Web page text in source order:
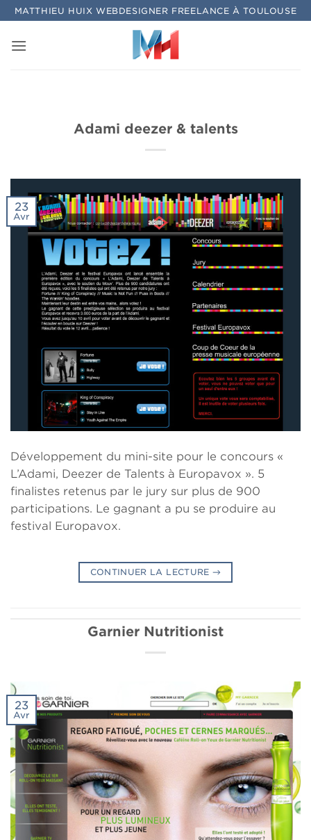
Passer
au
contenu
MATTHIEU HUIX WEBDESIGNER FREELANCE À TOULOUSE
Adami deezer & talents
23
Avr
Développement du mini-site pour le concours «
L’Adami, Deezer de Talents à Europavox ». 5
finalistes retenus par le jury sur plus de 900
participations. Le gagnant a pu se produire au
festival Europavox.
CONTINUER LA LECTURE→
Garnier Nutritionist
23
Avr